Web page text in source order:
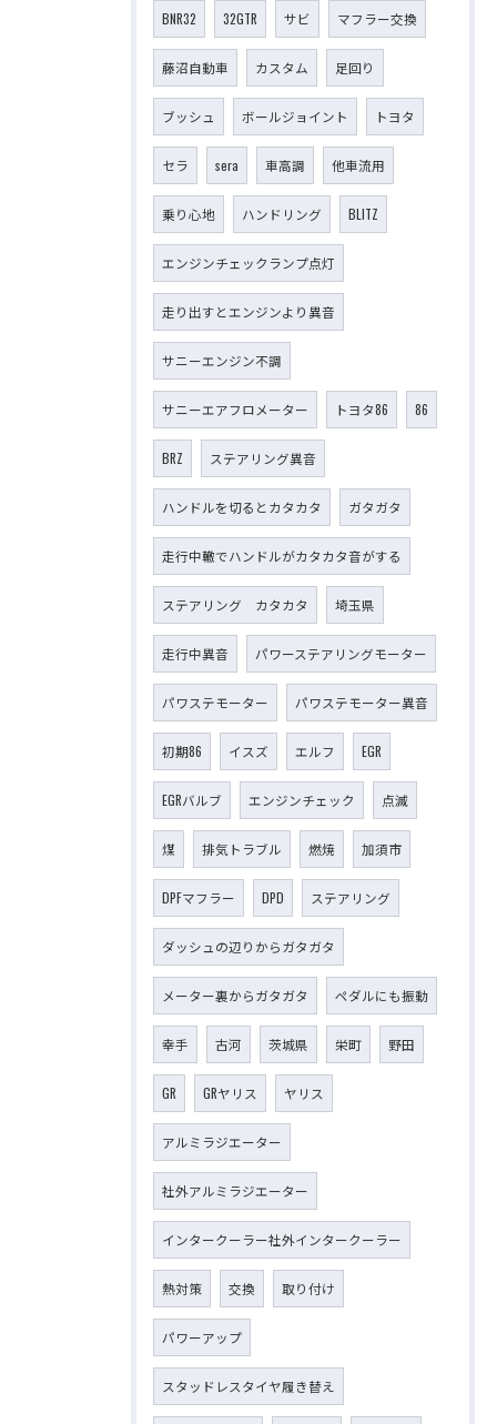
BNR32 32GTR サビ マフラー交換
藤沼自動車 カスタム 足回り
ブッシュ ボールジョイント トヨタ
セラ sera 車高調 他車流用
乗り心地 ハンドリング BLITZ
エンジンチェックランプ点灯
走り出すとエンジンより異音
サニーエンジン不調
サニーエアフロメーター トヨタ86 86
BRZ ステアリング異音
ハンドルを切るとカタカタ ガタガタ
走行中轍でハンドルがカタカタ音がする
ステアリング カタカタ 埼玉県
走行中異音 パワーステアリングモーター
パワステモーター パワステモーター異音
初期86 イスズ エルフ EGR
EGRバルブ エンジンチェック 点滅
煤 排気トラブル 燃焼 加須市
DPFマフラー DPD ステアリング
ダッシュの辺りからガタガタ
メーター裏からガタガタ ペダルにも振動
幸手 古河 茨城県 栄町 野田
GR GRヤリス ヤリス
アルミラジエーター
社外アルミラジエーター
インタークーラー社外インタークーラー
熱対策 交換 取り付け
パワーアップ
スタッドレスタイヤ履き替え